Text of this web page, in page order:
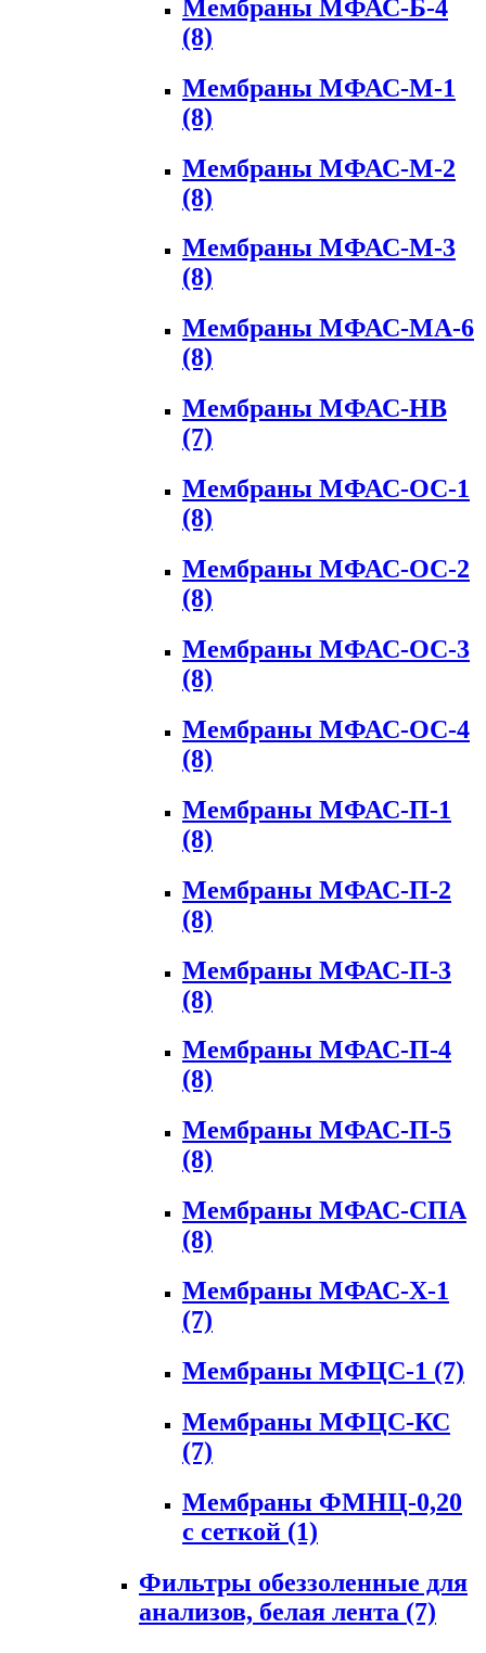
Мембраны МФАС-Б-4
(8)
Мембраны МФАС-М-1
(8)
Мембраны МФАС-М-2
(8)
Мембраны МФАС-М-3
(8)
Мембраны МФАС-МА-6
(8)
Мембраны МФАС-НВ
(7)
Мембраны МФАС-ОС-1
(8)
Мембраны МФАС-ОС-2
(8)
Мембраны МФАС-ОС-3
(8)
Мембраны МФАС-ОС-4
(8)
Мембраны МФАС-П-1
(8)
Мембраны МФАС-П-2
(8)
Мембраны МФАС-П-3
(8)
Мембраны МФАС-П-4
(8)
Мембраны МФАС-П-5
(8)
Мембраны МФАС-СПА
(8)
Мембраны МФАС-Х-1
(7)
Мембраны МФЦС-1 (7)
Мембраны МФЦС-КС
(7)
Мембраны ФМНЦ-0,20
с сеткой (1)
Фильтры обеззоленные для
анализов, белая лента (7)